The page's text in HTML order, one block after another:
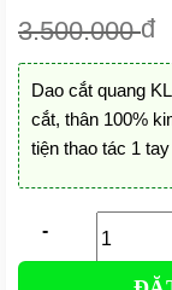
3.500.000đ
Dao cắt quang
cắt, thân 100%
tiện thao tác 1